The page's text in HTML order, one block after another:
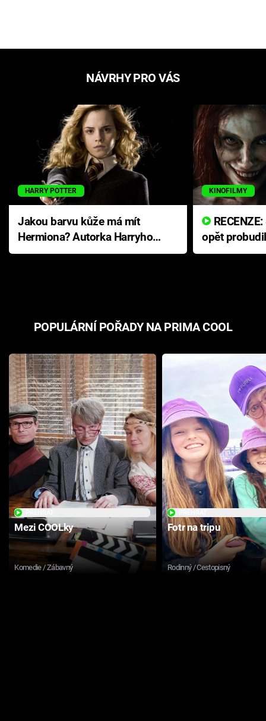
NÁVRHY PRO VÁS
HARRY POTTER
Jakou barvu kůže má mít
Hermiona? Autorka Harryho
Pottera přišla s ráznou
KINOFILMY
opět
přichází s
POPULÁRNÍ POŘADY NA PRIMA COOL
Mezi COOLky
Komedie / Zábavný
Fotr na tripu
Rodinný / Cestopisný